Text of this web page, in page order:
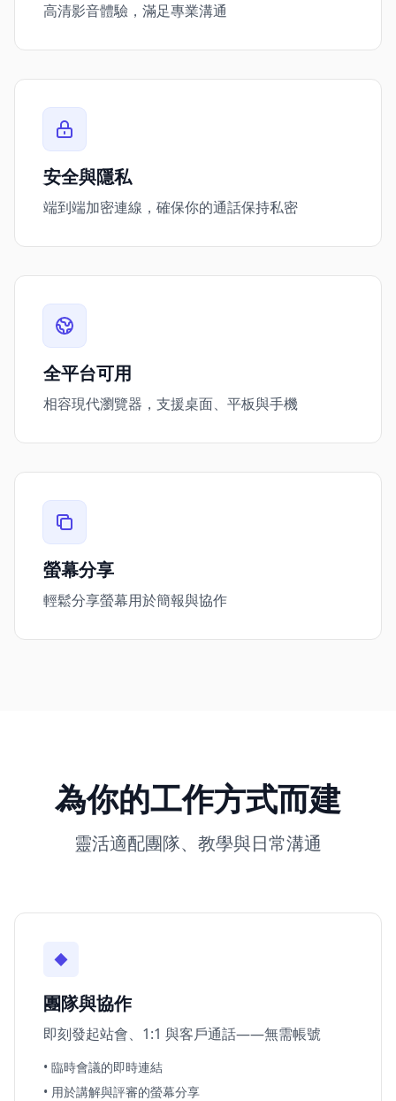
高清影音體驗，滿足專業溝通
安全與隱私
端到端加密連線，確保你的通話保持私密
全平台可用
相容現代瀏覽器，支援桌面、平板與手機
螢幕分享
輕鬆分享螢幕用於簡報與協作
為你的工作方式而建
靈活適配團隊、教學與日常溝通
◆
團隊與協作
即刻發起站會、1:1 與客戶通話——無需帳號
• 臨時會議的即時連結
• 用於講解與評審的螢幕分享